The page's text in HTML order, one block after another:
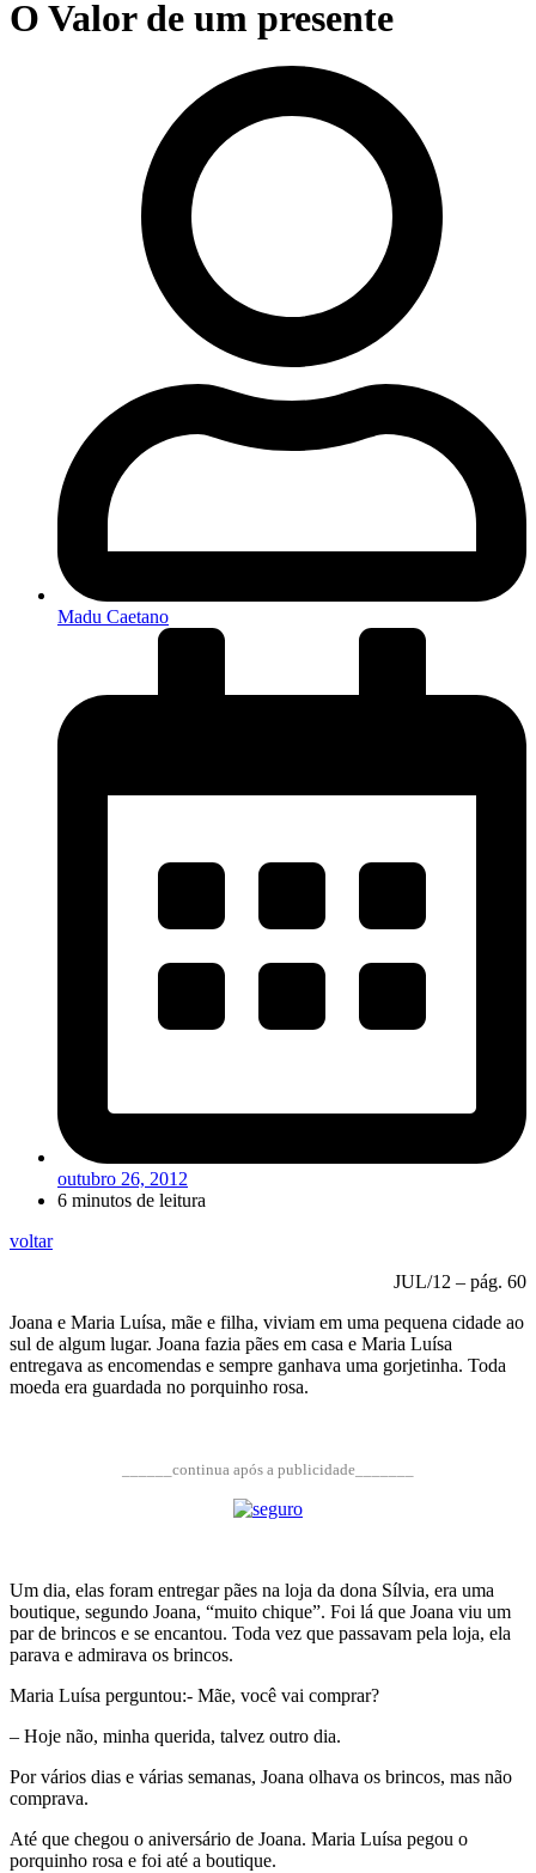
O Valor de um presente
Madu Caetano
outubro 26, 2012
6 minutos de leitura
voltar
JUL/12 – pág. 60
Joana e Maria Luísa, mãe e filha, viviam em uma pequena cidade ao
sul de algum lugar. Joana fazia pães em casa e Maria Luísa
entregava as encomendas e sempre ganhava uma gorjetinha. Toda
moeda era guardada no porquinho rosa.
______continua após a publicidade_______
Um dia, elas foram entregar pães na loja da dona Sílvia, era uma
boutique, segundo Joana, “muito chique”. Foi lá que Joana viu um
par de brincos e se encantou. Toda vez que passavam pela loja, ela
parava e admirava os brincos.
Maria Luísa perguntou:- Mãe, você vai comprar?
– Hoje não, minha querida, talvez outro dia.
Por vários dias e várias semanas, Joana olhava os brincos, mas não
comprava.
Até que chegou o aniversário de Joana. Maria Luísa pegou o
porquinho rosa e foi até a boutique.